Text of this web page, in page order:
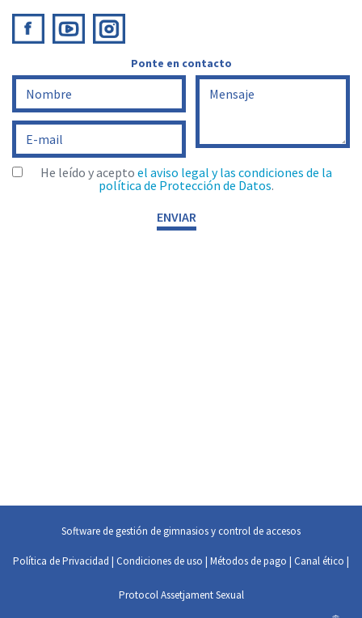
Ponte en contacto
He leído y acepto el aviso legal y las condiciones de la
política de Protección de Datos.
Software de gestión de gimnasios y control de accesos
Política de Privacidad | Condiciones de uso | Métodos de pago | Canal ético |
Protocol Assetjament Sexual